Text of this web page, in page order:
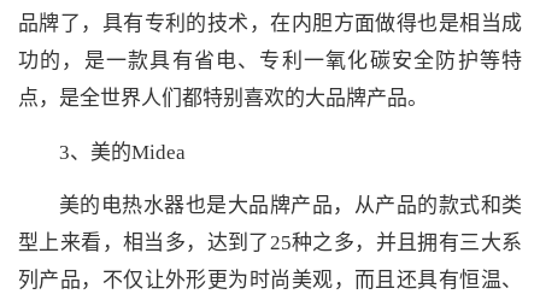
品牌了，具有专利的技术，在内胆方面做得也是相当成
功的，是一款具有省电、专利一氧化碳安全防护等特
点，是全世界人们都特别喜欢的大品牌产品。
3、美的Midea
美的电热水器也是大品牌产品，从产品的款式和类
型上来看，相当多，达到了25种之多，并且拥有三大系
列产品，不仅让外形更为时尚美观，而且还具有恒温、